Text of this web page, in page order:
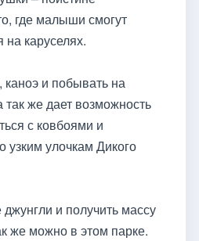
где малыши смогут
на каруселях.
каноэ и побывать на
же дает возможность
с ковбоями и
узким улочкам Дикого
и получить массу
же можно в этом парке.